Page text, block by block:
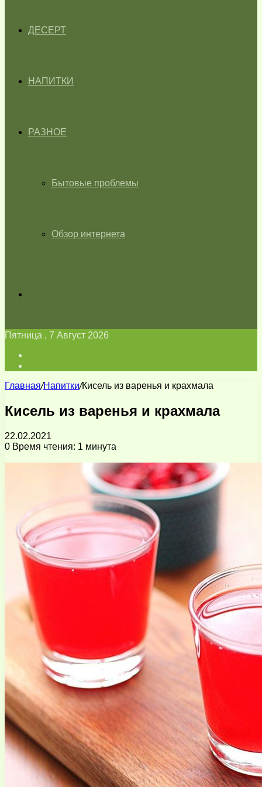
ДЕСЕРТ
НАПИТКИ
РАЗНОЕ
Бытовые проблемы
Обзор интернета
Пятница , 7 Август 2026
Главная/Напитки/Кисель из варенья и крахмала
Кисель из варенья и крахмала
22.02.2021
0 Время чтения: 1 минута